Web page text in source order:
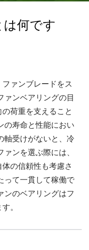
何です
ァンブレードをス
ァンベアリングの目
荷重を支えること
の寿命と性能におい
軸受けがないと、冷
ンを選ぶ際には、
の信頼性も考慮さ
って一貫して稼働で
ンのベアリングはフ
。